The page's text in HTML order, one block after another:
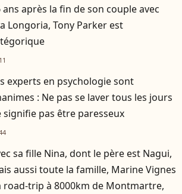
ans après la fin de son couple avec
Longoria, Tony Parker est
experts en psychologie sont
: Ne pas se laver tous les jours
signifie pas être paresseux
sa fille Nina, dont le père est Nagui,
aussi toute la famille, Marine Vignes
road-trip à 8000km de Montmartre,